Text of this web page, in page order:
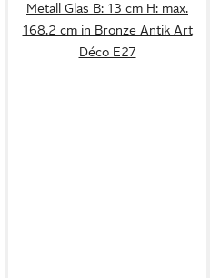
Metall Glas B: 13 cm H: max.
168.2 cm in Bronze Antik Art
Déco E27